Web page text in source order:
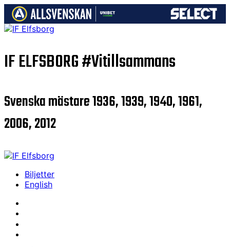
IF ELFSBORG#Vitillsammans
Svenska mästare 1936, 1939, 1940, 1961,
2006, 2012
Biljetter
English